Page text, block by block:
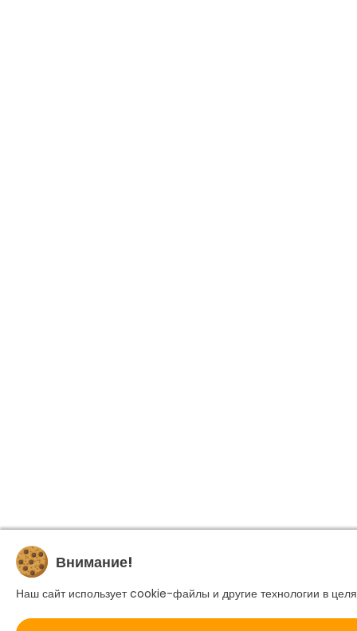
Внимание!
Наш сайт использует cookie-файлы и другие технологии в